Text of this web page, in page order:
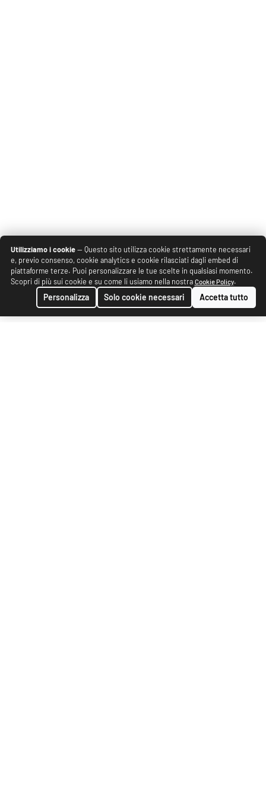
Utilizziamo i cookie— Questo sito utilizza cookie strettamente necessari
e, previo consenso, cookie analytics e cookie rilasciati dagli embed di
piattaforme terze. Puoi personalizzare le tue scelte in qualsiasi momento.
Scopri di più sui cookie e su come li usiamo nella nostra Cookie Policy.
Personalizza Solo cookie necessari Accetta tutto